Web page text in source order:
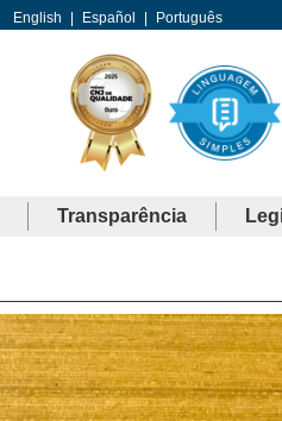
English Español Português
Transparência